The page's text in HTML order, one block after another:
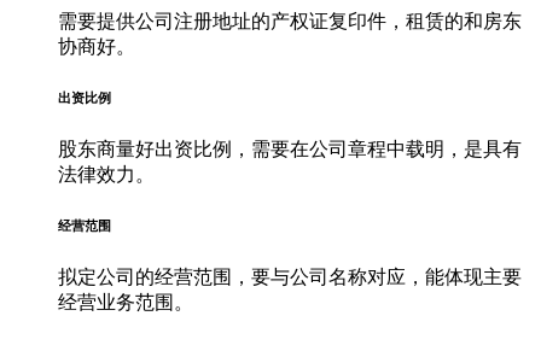
需要提供公司注册地址的产权证复印件，租赁的和房东
协商好。
出资比例
股东商量好出资比例，需要在公司章程中载明，是具有
法律效力。
经营范围
拟定公司的经营范围，要与公司名称对应，能体现主要
经营业务范围。